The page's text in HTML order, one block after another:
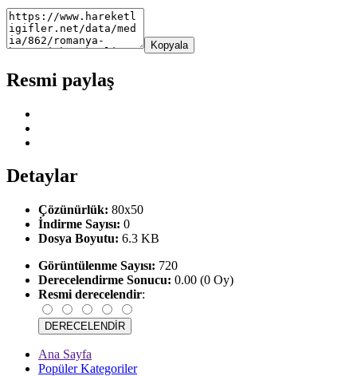
Kopyala
Resmi paylaş
Detaylar
Çözünürlük: 80x50
İndirme Sayısı: 0
Dosya Boyutu: 6.3 KB
Görüntülenme Sayısı: 720
Derecelendirme Sonucu: 0.00 (0 Oy)
Resmi derecelendir:
Ana Sayfa
Popüler Kategoriler